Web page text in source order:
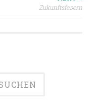
Zukunftsfasern